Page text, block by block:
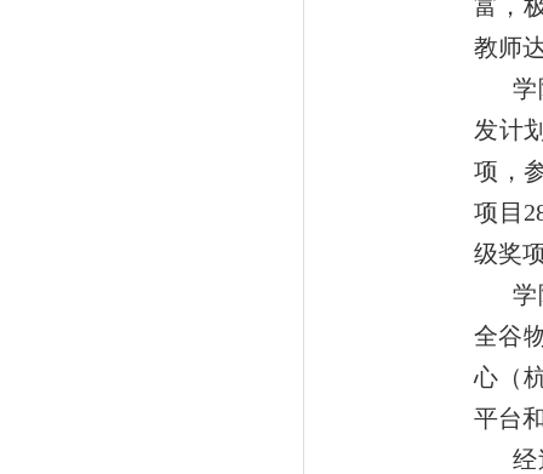
富，
教师
学
发计
项，
项目
级奖
学
全谷
心（
平台